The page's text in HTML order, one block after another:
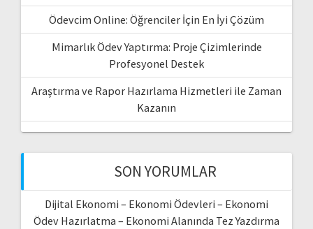
Ödevcim Online: Öğrenciler İçin En İyi Çözüm
Mimarlık Ödev Yaptırma: Proje Çizimlerinde
Profesyonel Destek
Araştırma ve Rapor Hazırlama Hizmetleri ile Zaman
Kazanın
SON YORUMLAR
Dijital Ekonomi – Ekonomi Ödevleri – Ekonomi
Ödev Hazırlatma – Ekonomi Alanında Tez Yazdırma